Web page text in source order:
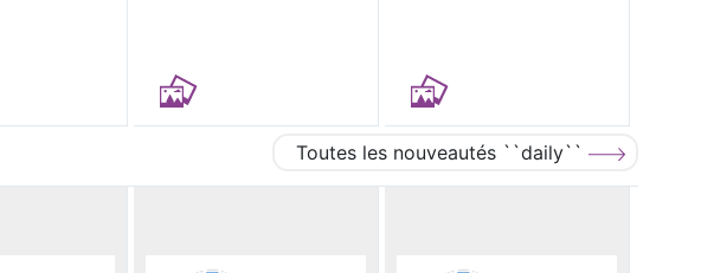
Toutes les nouveautés ``daily``